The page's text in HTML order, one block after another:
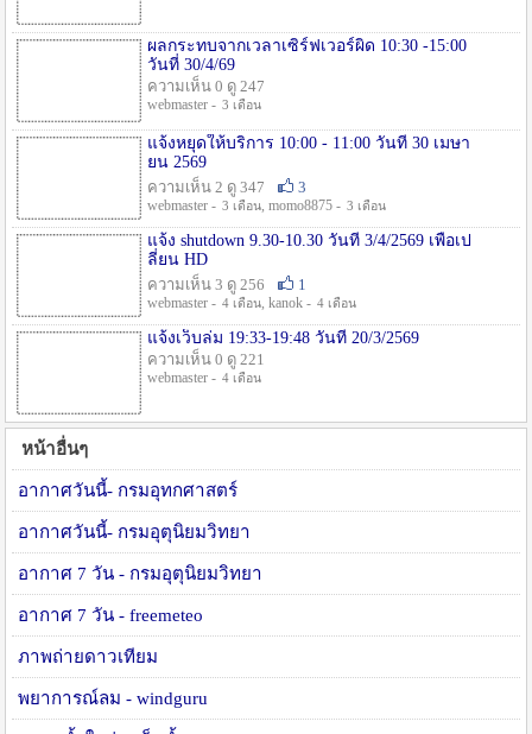
ผลกระทบจากเวลาเซิร์ฟเวอร์ผิด 10:30 -15:00
วันที่ 30/4/69
ความเห็น 0 ดู 247
webmaster - 3 เดือน
แจ้งหยุดให้บริการ 10:00 - 11:00 วันที่ 30 เมษา
ยน 2569
ความเห็น 2 ดู 347
3
webmaster - 3 เดือน, momo8875 - 3 เดือน
แจ้ง shutdown 9.30-10.30 วันที่ 3/4/2569 เพื่อเป
ลี่ยน HD
ความเห็น 3 ดู 256
1
webmaster - 4 เดือน, kanok - 4 เดือน
แจ้งเว็บล่ม 19:33-19:48 วันที่ 20/3/2569
ความเห็น 0 ดู 221
webmaster - 4 เดือน
หน้าอื่นๆ
อากาศวันนี้- กรมอุทกศาสตร์
อากาศวันนี้- กรมอุตุนิยมวิทยา
อากาศ 7 วัน - กรมอุตุนิยมวิทยา
อากาศ 7 วัน - freemeteo
ภาพถ่ายดาวเทียม
พยาการณ์ลม - windguru